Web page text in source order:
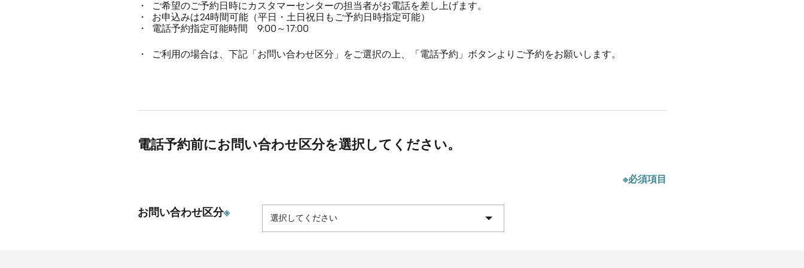
ご希望のご予約日時にカスタマーセンターの担当者がお電話を差し上げます。
お申込みは24時間可能（平日・土日祝日もご予約日時指定可能）
電話予約指定可能時間 9:00～17:00
ご利用の場合は、下記「お問い合わせ区分」をご選択の上、「電話予約」ボタンよりご予約をお願いします。
電話予約前にお問い合わせ区分を選択してください。
※必須項目
お問い合わせ区分※